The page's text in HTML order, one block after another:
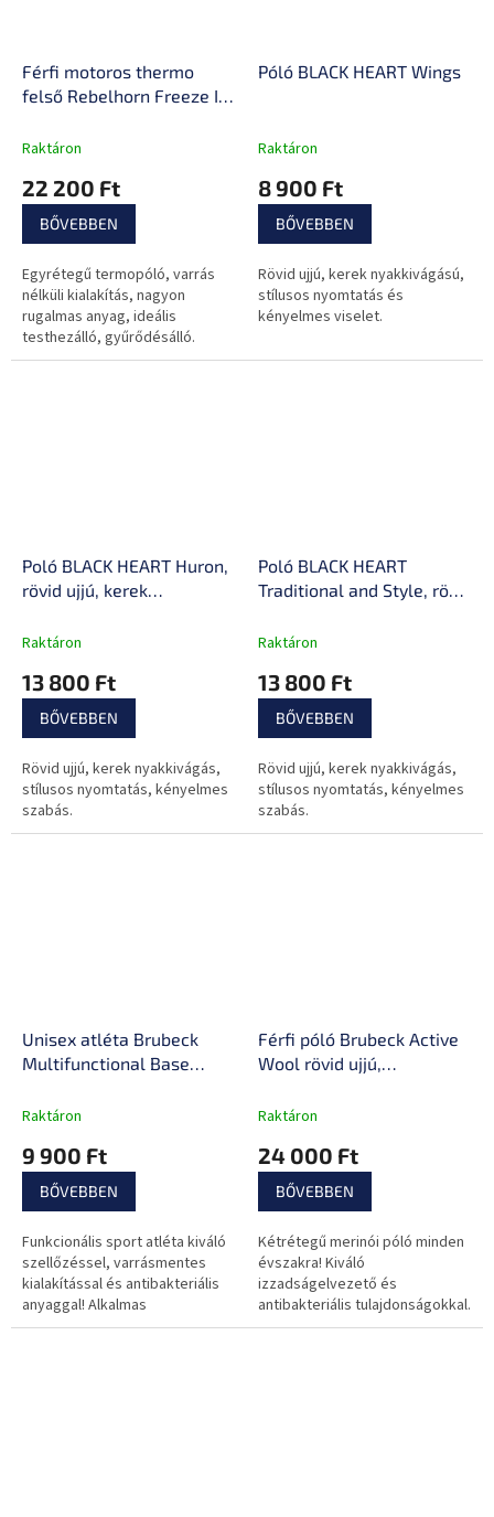
Férfi motoros thermo
felső Rebelhorn Freeze II
zónák, légáteresztő
technológia
Raktáron
22 200 Ft
BŐVEBBEN
Egyrétegű termopóló, varrás
nélküli kialakítás, nagyon
rugalmas anyag, ideális
testhezálló, gyűrődésálló.
Póló BLACK HEART Wings
Raktáron
8 900 Ft
BŐVEBBEN
Rövid ujjú, kerek nyakkivágású,
stílusos nyomtatás és
kényelmes viselet.
Poló BLACK HEART Huron,
rövid ujjú, kerek
minőségű nyomtatás
Raktáron
13 800 Ft
BŐVEBBEN
Rövid ujjú, kerek nyakkivágás,
stílusos nyomtatás, kényelmes
szabás.
Poló BLACK HEART
Traditional and Style, rövid
kiváló minőségű
Raktáron
13 800 Ft
BŐVEBBEN
Rövid ujjú, kerek nyakkivágás,
stílusos nyomtatás, kényelmes
szabás.
Unisex atléta Brubeck
Multifunctional Base
szellőzés, antibakteriális
szabás
Raktáron
9 900 Ft
BŐVEBBEN
Funkcionális sport atléta kiváló
szellőzéssel, varrásmentes
kialakítással és antibakteriális
anyaggal! Alkalmas
alaprétegként.
Férfi póló Brubeck Active
Wool rövid ujjú,
antibakteriális, kétrétegű,
Raktáron
24 000 Ft
BŐVEBBEN
Kétrétegű merinói póló minden
évszakra! Kiváló
izzadságelvezető és
antibakteriális tulajdonságokkal.